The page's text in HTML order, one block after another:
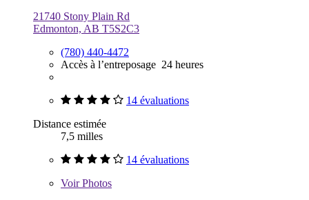
21740 Stony Plain Rd
Edmonton, AB T5S2C3
(780) 440-4472
Accès à l’entreposage 24 heures
14 évaluations
Distance estimée
7,5 milles
14 évaluations
VoirPhotos